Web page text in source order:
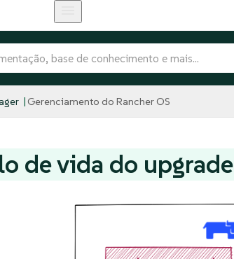
Gerenciamento do Rancher OS
de vida do upgrade